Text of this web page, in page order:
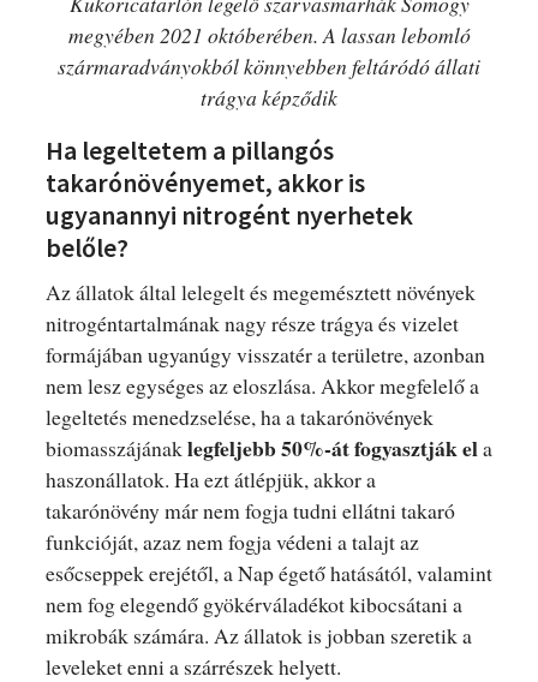
megyében 2021 októberében. A lassan lebomló
szármaradványokból könnyebben feltáródó állati
trágya képződik
Ha legeltetem a pillangós
takarónövényemet, akkor is
ugyanannyi nitrogént nyerhetek
belőle?
Az állatok által lelegelt és megemésztett növények
nitrogéntartalmának nagy része trágya és vizelet
formájában ugyanúgy visszatér a területre, azonban
nem lesz egységes az eloszlása. Akkor megfelelő a
legeltetés menedzselése, ha a takarónövények
biomasszájánaklegfeljebb 50%-át fogyasztják ela
haszonállatok. Ha ezt átlépjük, akkor a
takarónövény már nem fogja tudni ellátni takaró
funkcióját, azaz nem fogja védeni a talajt az
esőcseppek erejétől, a Nap égető hatásától, valamint
nem fog elegendő gyökérváladékot kibocsátani a
mikrobák számára. Az állatok is jobban szeretik a
leveleket enni a szárrészek helyett.